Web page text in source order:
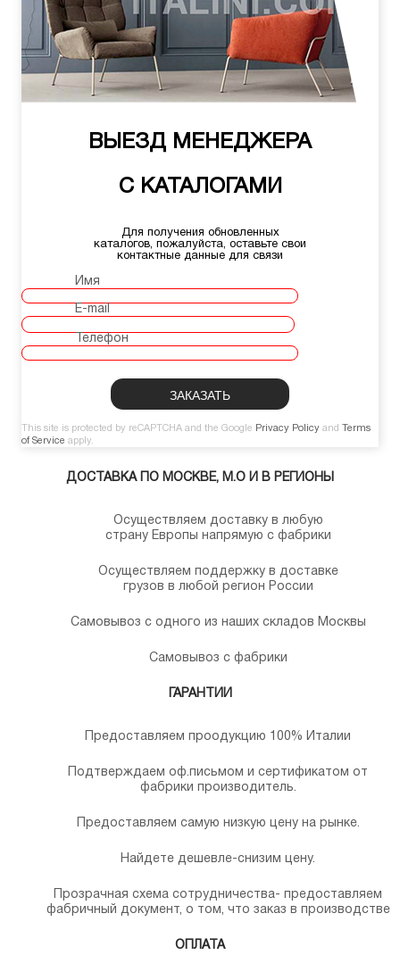
ВЫЕЗД МЕНЕДЖЕРА
С КАТАЛОГАМИ
Для получения обновленных
каталогов, пожалуйста, оставьте свои
контактные данные для связи
Имя
E-mail
Телефон
This site is protected by reCAPTCHA and the Google Privacy Policy and
Terms
of Service apply.
ДОСТАВКА ПО МОСКВЕ, М.О И В РЕГИОНЫ
Осуществляем доставку в любую
страну Европы напрямую с фабрики
Осуществляем поддержку в доставке
грузов в любой регион России
Самовывоз с одного из наших складов Москвы
Самовывоз с фабрики
ГАРАНТИИ
Предоставляем проодукцию 100% Италии
Подтверждаем оф.письмом и сертификатом от
фабрики производитель.
Предоставляем самую низкую цену на рынке.
Найдете дешевле-снизим цену.
Прозрачная схема сотрудничества- предоставляем
фабричный документ, о том, что заказ в производстве
ОПЛАТА